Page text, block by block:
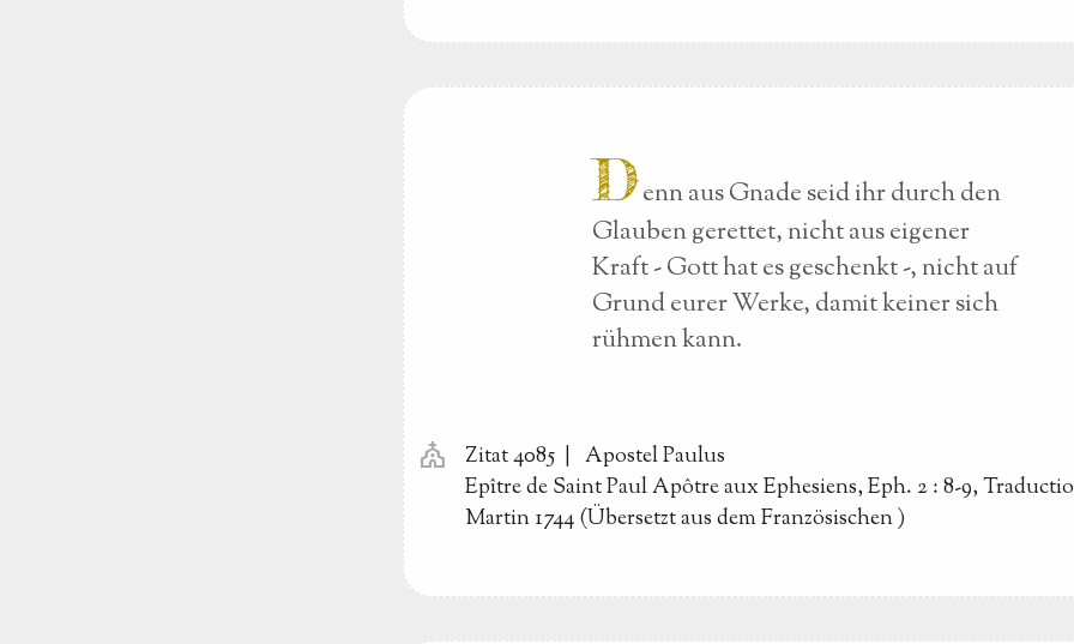
Denn aus Gnade seid ihr durch den
Glauben gerettet, nicht aus eigener
Kraft - Gott hat es geschenkt -, nicht auf
Grund eurer Werke, damit keiner sich
rühmen kann.
church Zitat 4085 |
Apostel Paulus
Epître de Saint Paul Apôtre aux Ephesiens, Eph. 2 : 8-9,
Martin 1744 (Übersetzt aus dem Französischen)